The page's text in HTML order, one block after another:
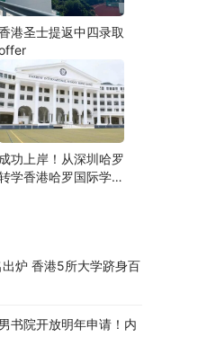
港圣士提返中四录取
成功上岸！从深圳哈罗
学香港哈罗国际学
炉 香港5所大学跻身百
院开放明年申请！内